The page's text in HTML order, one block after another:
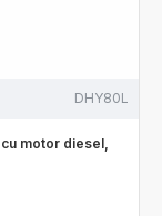
DHY80L
motor diesel,